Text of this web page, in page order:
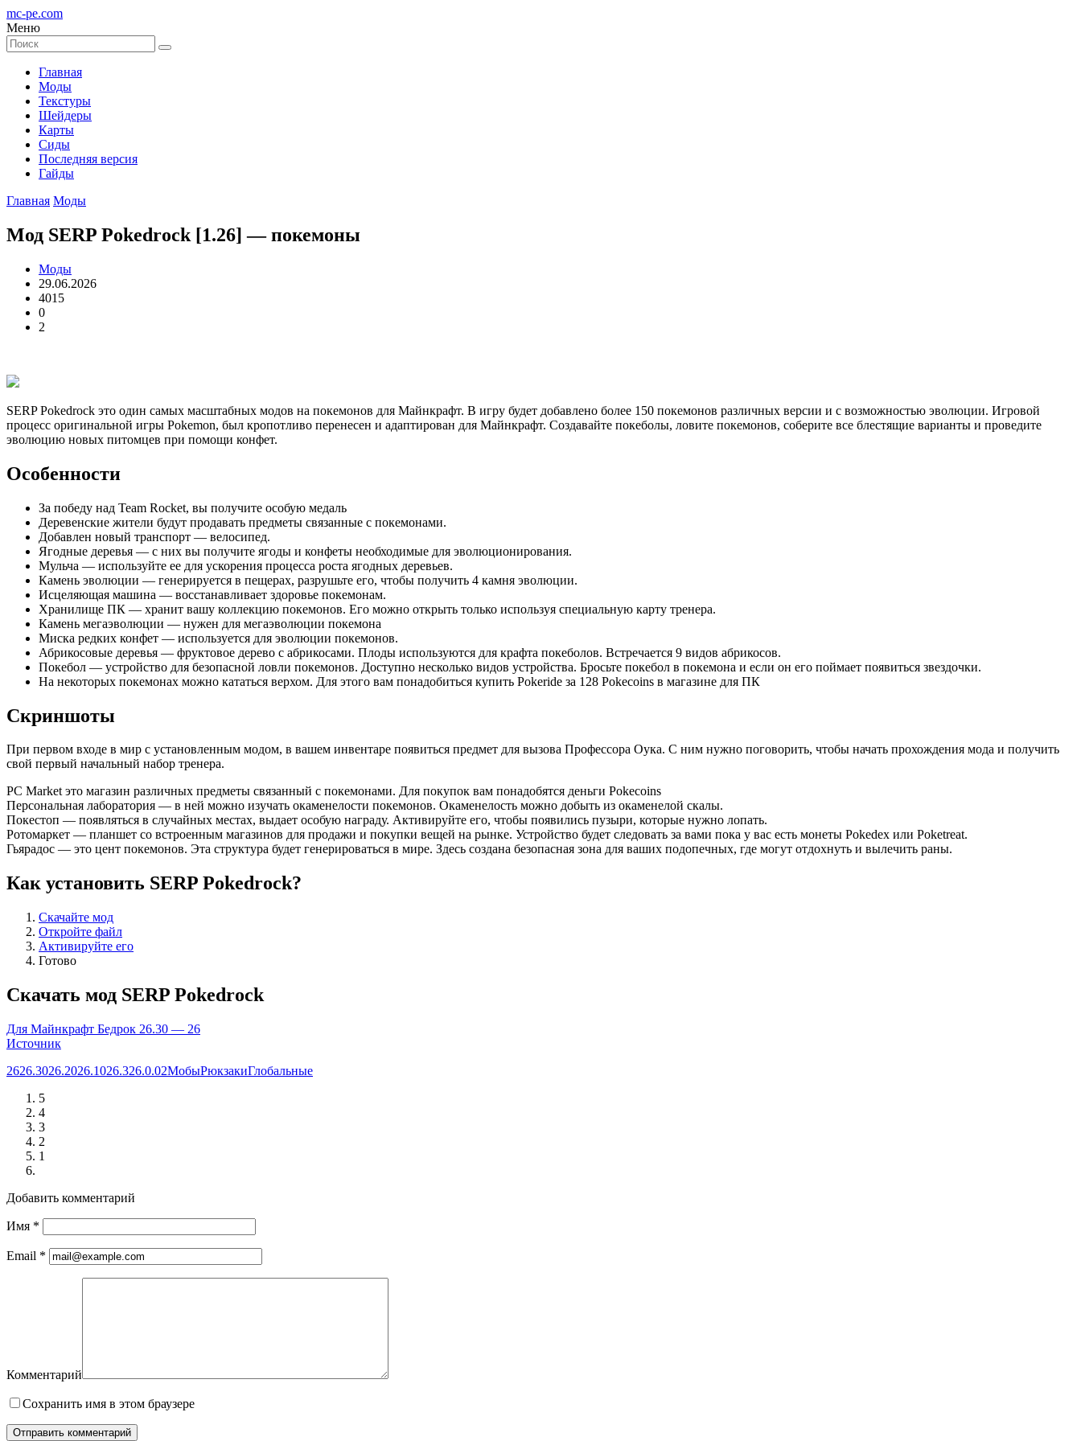
mc-pe.com
Меню
Главная
Моды
Текстуры
Шейдеры
Карты
Сиды
Последняя версия
Гайды
Главная Моды
Мод SERP Pokеdrock [1.26] — покемоны
Моды
29.06.2026
4015
0
2
SERP Pokеdrock это один самых масштабных модов на покемонов для Майнкрафт. В игру будет добавлено более 150 покемонов различных версии и с возможностью эволюции. Игровой
процесс оригинальной игры Pokemon, был кропотливо перенесен и адаптирован для Майнкрафт. Создавайте покеболы, ловите покемонов, соберите все блестящие варианты и проведите
эволюцию новых питомцев при помощи конфет.
Особенности
За победу над Team Rocket, вы получите особую медаль
Деревенские жители будут продавать предметы связанные с покемонами.
Добавлен новый транспорт — велосипед.
Ягодные деревья — с них вы получите ягоды и конфеты необходимые для эволюционирования.
Мульча — используйте ее для ускорения процесса роста ягодных деревьев.
Камень эволюции — генерируется в пещерах, разрушьте его, чтобы получить 4 камня эволюции.
Исцеляющая машина — восстанавливает здоровье покемонам.
Хранилище ПК — хранит вашу коллекцию покемонов. Его можно открыть только используя специальную карту тренера.
Камень мегаэволюции — нужен для мегаэволюции покемона
Миска редких конфет — используется для эволюции покемонов.
Абрикосовые деревья — фруктовое дерево с абрикосами. Плоды используются для крафта покеболов. Встречается 9 видов абрикосов.
Покебол — устройство для безопасной ловли покемонов. Доступно несколько видов устройства. Бросьте покебол в покемона и если он его поймает появиться звездочки.
На некоторых покемонах можно кататься верхом. Для этого вам понадобиться купить Pokeride за 128 Pokecoins в магазине для ПК
Скриншоты
При первом входе в мир с установленным модом, в вашем инвентаре появиться предмет для вызова Профессора Оука. С ним нужно поговорить, чтобы начать прохождения мода и получить
свой первый начальный набор тренера.
PC Market это магазин различных предметы связанный с покемонами. Для покупок вам понадобятся деньги Pokecoins
Персональная лаборатория — в ней можно изучать окаменелости покемонов. Окаменелость можно добыть из окаменелой скалы.
Покестоп — появляться в случайных местах, выдает особую награду. Активируйте его, чтобы появились пузыри, которые нужно лопать.
Ротомаркет — планшет со встроенным магазинов для продажи и покупки вещей на рынке. Устройство будет следовать за вами пока у вас есть монеты Pokedex или Poketreat.
Гьярадос — это цент покемонов. Эта структура будет генерироваться в мире. Здесь создана безопасная зона для ваших подопечных, где могут отдохнуть и вылечить раны.
Как установить SERP Pokedrock?
Скачайте мод
Откройте файл
Активируйте его
Готово
Скачать мод SERP Pokedrock
Для Майнкрафт Бедрок 26.30 — 26
Источник
2626.3026.2026.1026.326.0.02МобыРюкзакиГлобальные
5
4
3
2
1
Добавить комментарий
Имя *
Email *
Комментарий
Сохранить имя в этом браузере